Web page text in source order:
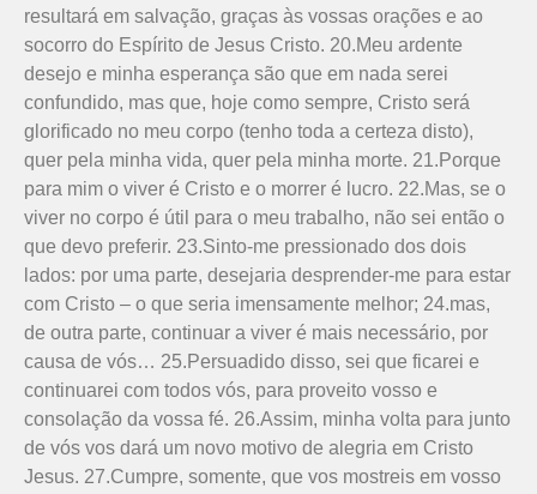
resultará em salvação, graças às vossas orações e ao
socorro do Espírito de Jesus Cristo. 20.Meu ardente
desejo e minha esperança são que em nada serei
confundido, mas que, hoje como sempre, Cristo será
glorificado no meu corpo (tenho toda a certeza disto),
quer pela minha vida, quer pela minha morte. 21.Porque
para mim o viver é Cristo e o morrer é lucro. 22.Mas, se o
viver no corpo é útil para o meu trabalho, não sei então o
que devo preferir. 23.Sinto-me pressionado dos dois
lados: por uma parte, desejaria desprender-me para estar
com Cristo – o que seria imensamen­te melhor; 24.mas,
de outra parte, continuar a viver é mais necessário, por
causa de vós… 25.Persua­dido disso, sei que ficarei e
continuarei com todos vós, para proveito vosso e
consolação da vossa fé. 26.Assim, minha volta para junto
de vós vos dará um novo motivo de alegria em Cristo
Jesus. 27.Cumpre, somente, que vos mostreis em vosso